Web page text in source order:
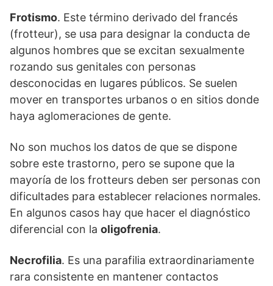
Frotismo. Este término derivado del francés
(frotteur), se usa para designar la conducta de
algunos hombres que se excitan sexualmente
rozando sus genitales con personas
desconocidas en lugares públicos. Se suelen
mover en transportes urbanos o en sitios donde
haya aglomeraciones de gente.
No son muchos los datos de que se dispone
sobre este trastorno, pero se supone que la
mayoría de los frotteurs deben ser personas con
dificultades para establecer relaciones normales.
En algunos casos hay que hacer el diagnóstico
diferencial con la oligofrenia.
Necrofilia. Es una parafilia extraordinariamente
rara consistente en mantener contactos